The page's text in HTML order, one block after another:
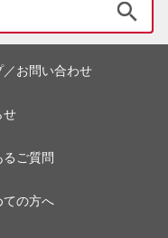
／お問い合わせ
せ
るご質問
ての方へ